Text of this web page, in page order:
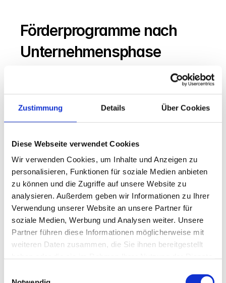
Zustimmung Details Über Cookies
Diese Webseite verwendet Cookies
Wir verwenden Cookies, um Inhalte und Anzeigen zu
personalisieren, Funktionen für soziale Medien anbieten
zu können und die Zugriffe auf unsere Website zu
analysieren. Außerdem geben wir Informationen zu Ihrer
Verwendung unserer Website an unsere Partner für
soziale Medien, Werbung und Analysen weiter. Unsere
Partner führen diese Informationen möglicherweise mit
weiteren Daten zusammen, die Sie ihnen bereitgestellt
Förderprogramme nach
Unternehmensphase
Die förderung firma sollte stets an die jeweilige
Unternehmensphase angepasst werden. Für
Gründer stehen Programme wie
Wachstumsstadium bieten sich
Innovationskredite, Digitalisierungsförderung
oder Investitionszuschüsse an. Für etablierte
Unternehmen sind Programme zur
Prozessoptimierung, Energieeffizienz und
Internationalisierung relevant.
Gerade in der Startphase ist die förderung
firma entscheidend, um finanzielle Engpässe
Förderprogramme die Skalierung und die